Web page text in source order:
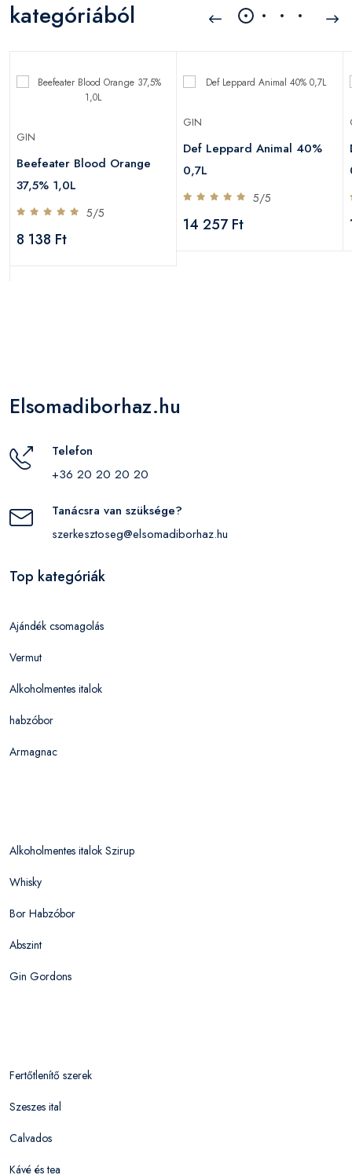
kategóriából
GIN
Beefeater Blood Orange
37,5% 1,0L
5/5
8 138 Ft
GIN
Def Leppard Animal 40%
0,7L
5/5
14 257 Ft
Elsomadiborhaz.hu
Telefon
+36 20 20 20 20
Tanácsra van szüksége?
szerkesztoseg@elsomadiborhaz.hu
Top kategóriák
Ajándék csomagolás
Vermut
Alkoholmentes italok
habzóbor
Armagnac
Alkoholmentes italok Szirup
Whisky
Bor Habzóbor
Abszint
Gin Gordons
Fertőtlenítő szerek
Szeszes ital
Calvados
Kávé és tea